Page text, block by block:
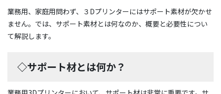
業務用、家庭用問わず、３Dプリンターにはサポート素材が欠かせ
ません。では、サポート素材とは何なのか、概要と必要性につい
て解説します。
◇サポート材とは何か？